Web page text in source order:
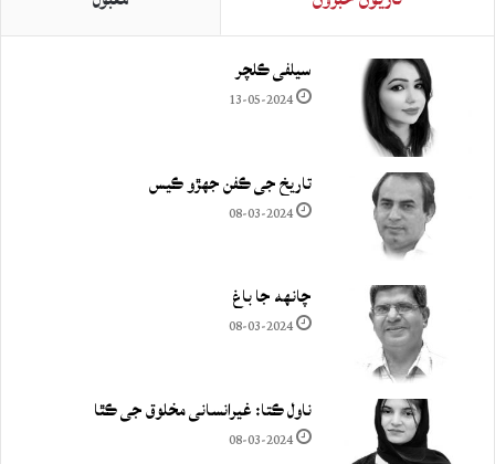
سيلفي ڪلچر
13-05-2024
تاريخ جي ڪفن جھڙو ڪيس
08-03-2024
چانهه جا باغ
08-03-2024
ناول ڪتا: غيرانساني مخلوق جي ڪٿا
08-03-2024